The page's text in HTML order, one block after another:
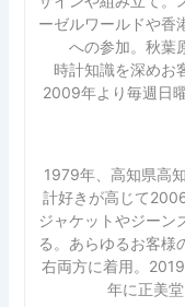
ーゼルワールドや香
への参加。秋葉
時計知識を深めお
2009年より毎週日
1979年、高知県高
計好きが高じて
ジャケットやジーン
る。あらゆるお客様
右両方に着用。
年に正美